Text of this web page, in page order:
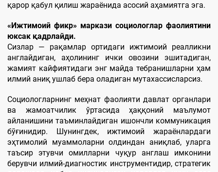
қарор қабул қилиш жараёнида асосий аҳамиятга эга.
«Ижтимоий фикр» маркази социологлар фаолиятини
юксак қадрлайди.
Сизлар — рақамлар ортидаги ижтимоий реалликни
англайдиган, аҳолининг ички овозини эшитадиган,
жамият кайфиятидаги энг майда тебранишларни ҳам
илмий аниқ ушлаб бера оладиган мутахассисларсиз.
Социологларнинг меҳнат фаолияти давлат органлари
ва жамоатчилик ўртасида ҳаққоний маълумот
айланишини таъминлайдиган ишончли коммуникация
бўғинидир. Шунингдек, ижтимоий жараёнлардаги
эҳтимолий муаммоларни олдиндан аниқлаб, уларга
таъсир этувчи омилларни чуқур англаш имконини
берувчи илмий-диагностик инструментидир, стратегик